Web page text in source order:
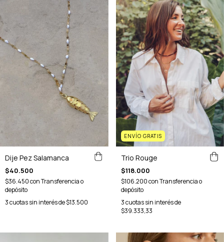
Dije Pez Salamanca
$40.500
$36.450conTransferencia o
depósito
3cuotas sin interés de$13.500
ENVÍO GRATIS
Trio Rouge
$118.000
$106.200conTransferencia o
depósito
3cuotas sin interés de
$39.333,33